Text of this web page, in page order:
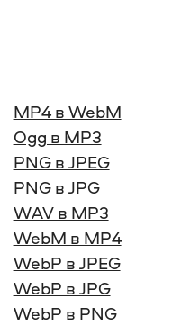
MP4 в WebM
Ogg в MP3
PNG в JPEG
PNG в JPG
WAV в MP3
WebM в MP4
WebP в JPEG
WebP в JPG
WebP в PNG